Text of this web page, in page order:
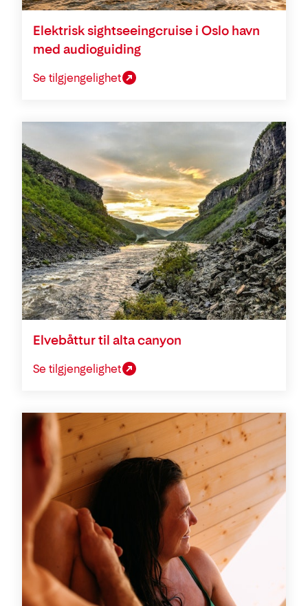
Elektrisk sightseeingcruise i Oslo havn
med audioguiding
Se tilgjengelighet
Elvebåttur til alta canyon
Se tilgjengelighet